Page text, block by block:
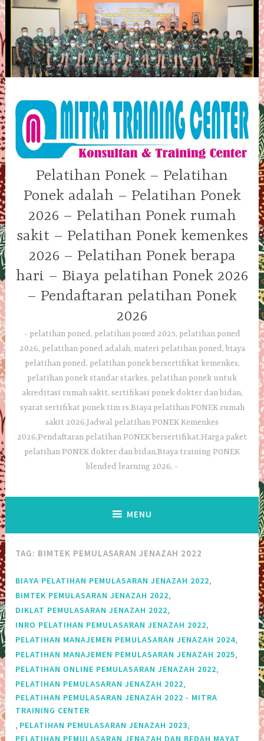
Skip
to
content
Pelatihan Ponek – Pelatihan
Ponek adalah – Pelatihan Ponek
2026 – Pelatihan Ponek rumah
sakit – Pelatihan Ponek kemenkes
2026 – Pelatihan Ponek berapa
hari – Biaya pelatihan Ponek 2026
– Pendaftaran pelatihan Ponek
2026
pelatihan poned, pelatihan poned 2025, pelatihan poned
2026, pelatihan poned adalah, materi pelatihan poned, biaya
pelatihan poned, pelatihan ponek bersertifikat kemenkes,
pelatihan ponek standar starkes, pelatihan ponek untuk
akreditasi rumah sakit, sertifikasi ponek dokter dan bidan,
syarat sertifikat ponek tim rs,Biaya pelatihan PONEK rumah
sakit 2026,Jadwal pelatihan PONEK Kemenkes
2026,Pendaftaran pelatihan PONEK bersertifikat,Harga paket
pelatihan PONEK dokter dan bidan,Biaya training PONEK
blended learning 2026,
MENU
TAG: BIMTEK PEMULASARAN JENAZAH 2022
BIAYA PELATIHAN PEMULASARAN JENAZAH 2022,
BIMTEK PEMULASARAN JENAZAH 2022,
DIKLAT PEMULASARAN JENAZAH 2022,
INRO PELATIHAN PEMULASARAN JENAZAH 2022,
PELATIHAN MANAJEMEN PEMULASARAN JENAZAH 2024,
PELATIHAN MANAJEMEN PEMULASARAN JENAZAH 2025,
PELATIHAN ONLINE PEMULASARAN JENAZAH 2022,
PELATIHAN PEMULASARAN JENAZAH 2022,
PELATIHAN PEMULASARAN JENAZAH 2022 - MITRA
TRAINING CENTER
, PELATIHAN PEMULASARAN JENAZAH 2023,
PELATIHAN PEMULASARAN JENAZAH DAN BEDAH MAYAT